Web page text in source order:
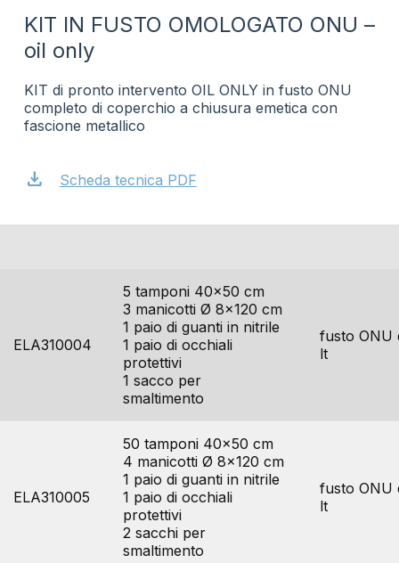
KIT IN FUSTO OMOLOGATO ONU –
oil only
KIT di pronto intervento OIL ONLY in fusto ONU
completo di coperchio a chiusura emetica con
fascione metallico
download Scheda tecnica PDF
ELA310004
5 tamponi 40×50 cm
3 manicotti Ø 8×120 cm
1 paio di guanti in nitrile
1 paio di occhiali
protettivi
1 sacco per
smaltimento
fusto ONU
lt
ELA310005
50 tamponi 40×50 cm
4 manicotti Ø 8×120 cm
1 paio di guanti in nitrile
1 paio di occhiali
protettivi
2 sacchi per
smaltimento
fusto ONU
lt